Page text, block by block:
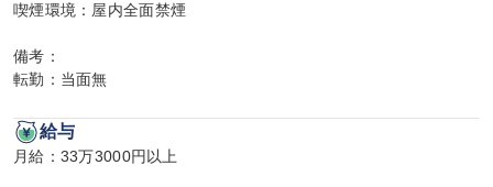
喫煙環境：屋内全面禁煙
備考：
転勤：当面無
給与
月給：33万3000円以上